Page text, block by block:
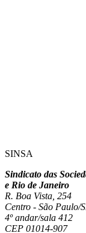
SINSA
Sindicato das
e Rio de Janeiro
R. Boa Vista, 254
Centro - São Paulo/
4º andar/sala 412
CEP 01014-907